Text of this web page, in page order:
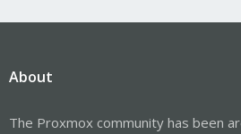
About
The Proxmox community has been